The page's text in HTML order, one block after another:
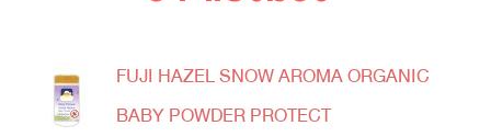
FUJI HAZEL SNOW AROMA ORGANIC
BABY POWDER PROTECT